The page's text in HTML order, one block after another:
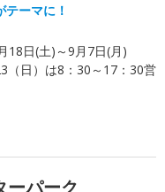
ーマに！
18日(土)～9月7日(月)
日）は8：30～17：30営
ーパーク